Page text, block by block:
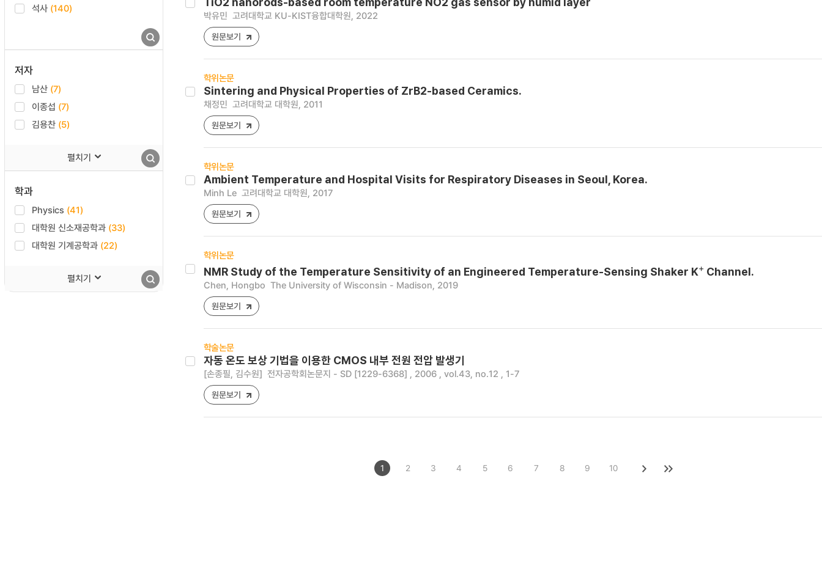
석사 (140)
저자
남산 (7)
이종섭 (7)
김용찬 (5)
펼치기
학과
Physics (41)
대학원 신소재공학과 (33)
대학원 기계공학과 (22)
펼치기
박유민 고려대학교 KU-KIST융합대학원, 2022
원문보기
학위논문
Sintering and Physical Properties of ZrB2-based Ceramics.
채정민 고려대학교 대학원, 2011
원문보기
학위논문
Ambient Temperature and Hospital Visits for Respiratory Diseases in Seoul, Korea.
Minh Le 고려대학교 대학원, 2017
원문보기
학위논문
NMR Study of the Temperature Sensitivity of an Engineered Temperature-Sensing Shaker K+ Channel.
Chen, Hongbo The University of Wisconsin - Madison, 2019
원문보기
학술논문
자동 온도 보상 기법을 이용한 CMOS 내부 전원 전압 발생기
[손종필, 김수원] 전자공학회논문지 - SD [1229-6368] , 2006 , vol.43, no.12 , 1-7
원문보기
1 2 3 4 5 6 7 8 9 10